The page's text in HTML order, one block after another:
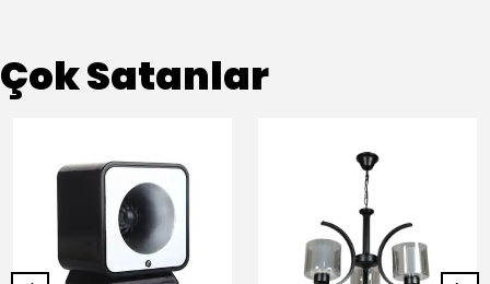
Çok Satanlar